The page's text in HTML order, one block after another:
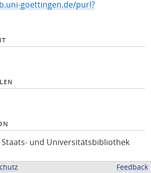
goettingen.de/purl?
und Universitätsbibliothek
Feedback